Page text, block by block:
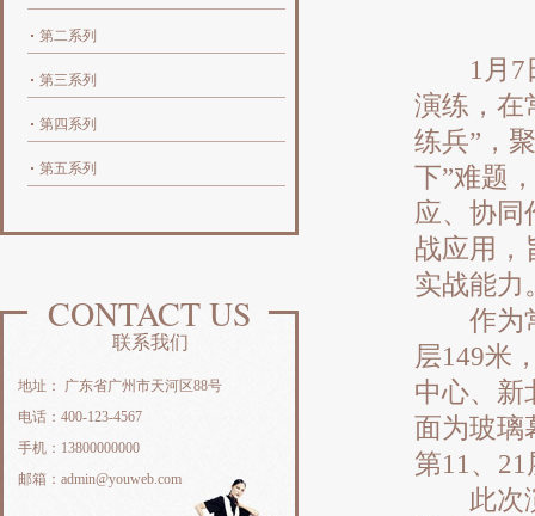
第二系列
第三系列
第四系列
第五系列
CONTACT US
联系我们
地址： 广东省广州市天河区88号
电话：400-123-4567
手机：13800000000
邮箱：admin@youweb.com
1月7日
演练，在
练兵”，
下”难题
应、协同
战应用，
实战能力
作为常
层149米
中心、新
面为玻璃
第11、
此次演